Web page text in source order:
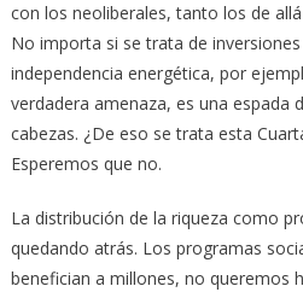
con los neoliberales, tanto los de
No importa si se trata de
independencia energética, por
verdadera amenaza, es una espada
cabezas. ¿De eso se trata esta
Esperemos que no.
La distribución de la riqueza como
quedando atrás. Los programas
benefician a millones, no queremos